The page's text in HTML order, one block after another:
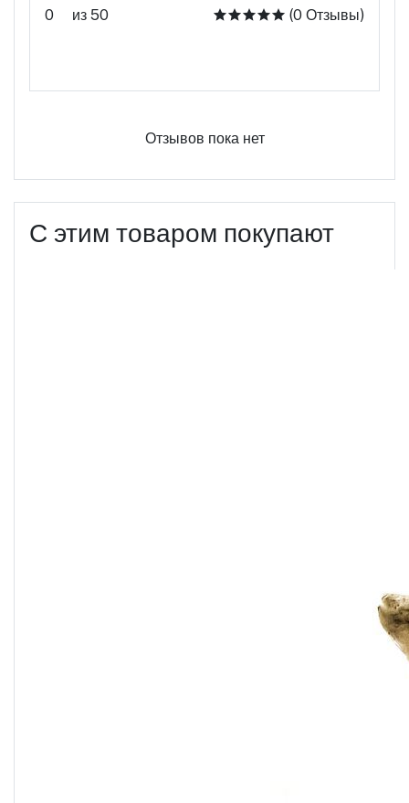
0 из 50 (0 Отзывы)
Отзывов пока нет
С этим товаром покупают